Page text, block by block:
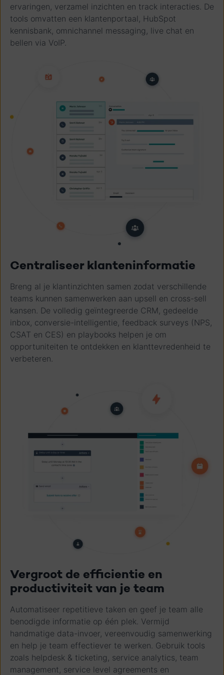
ervaringen, verzamel inzichten en track interacties. De
tools omvatten een klantenportaal, HubSpot
kennisbank, omnichannel messaging, live chat en
bellen via VoIP.
Centraliseer klanteninformatie
Breng al je klantinzichten samen zodat verschillende
teams kunnen samenwerken aan upsell en cross-sell
kansen. De volledig geïntegreerde CRM, gedeelde
inbox, conversie-intelligentie, feedback surveys (NPS,
CSAT en CES) en playbooks helpen je om
opportuniteiten te ontdekken en klanttevredenheid te
verbeteren.
Vergroot de efficientie en
productiviteit van je team
Automatiseer repetitieve taken en geef je team alle
benodigde informatie op één plek. Vermijd
handmatige data-invoer, vereenvoudig samenwerking
en help je team effectiever te werken. Gebruik tools
zoals helpdesk & ticketing, service analytics, team
management, service level agreements en